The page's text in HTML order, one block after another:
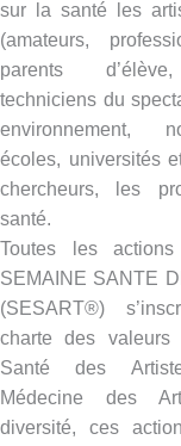
sur la santé les
(amateurs,
parents
techniciens du
environnement,
écoles, universités
chercheurs, les
santé.
Toutes les
SEMAINE SANTE
(SESART®)
charte des
Santé des
Médecine des
diversité, ces